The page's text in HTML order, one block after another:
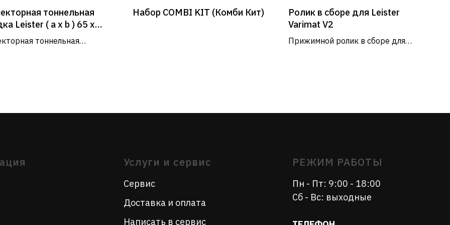
тоннельная
Leister ( a x b ) 65 х
(насаживается)
тоннельная
Набор COMBI KIT (Комби Кит)
Ролик в сборе для Leister
Varimat V2
Прижимной ролик в сборе для
Услуги и сервис РЕЖИМ РАБОТЫ
Пн - Пт: 9:00 - 18:00
+7 (966) 924-98-36(моб)